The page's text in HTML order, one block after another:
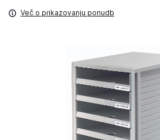
Več o prikazovanju ponudb